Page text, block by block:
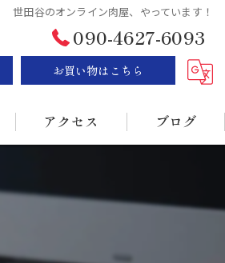
世田谷のオンライン肉屋、やっています！
090-4627-6093
お買い物はこちら
アクセス ブログ